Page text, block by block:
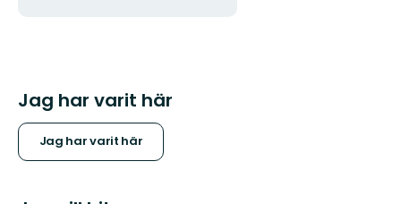
Jag har varit här
Jag har varit här